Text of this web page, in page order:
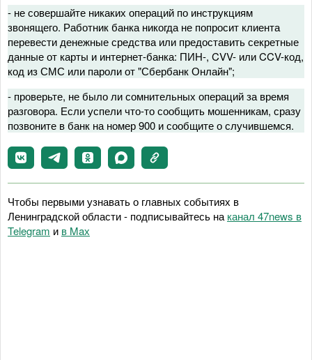
- не совершайте никаких операций по инструкциям
звонящего. Работник банка никогда не попросит клиента
перевести денежные средства или предоставить секретные
данные от карты и интернет-банка: ПИН-, CVV- или CCV-код,
код из СМС или пароли от "Сбербанк Онлайн";
- проверьте, не было ли сомнительных операций за время
разговора. Если успели что-то сообщить мошенникам, сразу
позвоните в банк на номер 900 и сообщите о случившемся.
Чтобы первыми узнавать о главных событиях в
Ленинградской области - подписывайтесь на канал 47news в
Telegram и в Maх